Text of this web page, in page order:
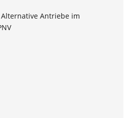
Alternative Antriebe im